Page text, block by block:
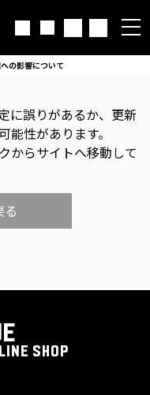
の影響について
に誤りがあるか、更新
能性があります。
からサイトへ移動して
る
SHOP